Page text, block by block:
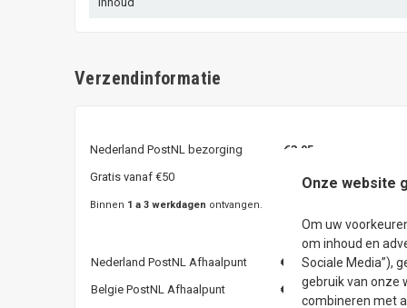
Verzendinformatie
Nederland PostNL bezorging €3,95
Gratis vanaf €50
Binnen 1 a 3 werkdagen ontvangen.
Nederland PostNL Afhaalpunt €3,95
Belgie PostNL Afhaalpunt
€4,95
Onze website
Om uw
om inhoud en
Sociale Media”),
gebruik van onze
combineren met